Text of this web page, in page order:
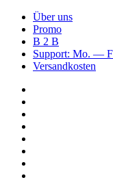
Über uns
Promo
B 2 B
Support: Mo. —
Versandkosten